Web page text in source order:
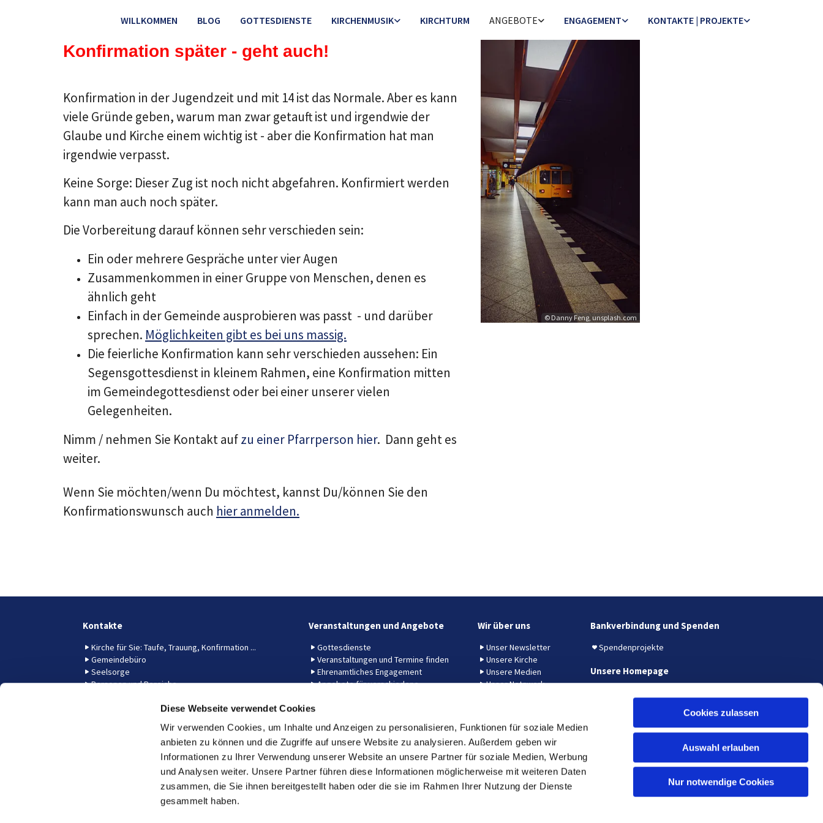
Diese Webseite verwendet Cookies
Wir verwenden Cookies, um Inhalte und Anzeigen zu personalisieren, Funktionen für soziale Medien
anbieten zu können und die Zugriffe auf unsere Website zu analysieren. Außerdem geben wir
Informationen zu Ihrer Verwendung unserer Website an unsere Partner für soziale Medien, Werbung
und Analysen weiter. Unsere Partner führen diese Informationen möglicherweise mit weiteren Daten
zusammen, die Sie ihnen bereitgestellt haben oder die sie im Rahmen Ihrer Nutzung der Dienste
gesammelt haben.
Cookies zulassen
Auswahl erlauben
Nur notwendige Cookies
WILLKOMMEN BLOG GOTTESDIENSTE KIRCHENMUSIK KIRCHTURM ANGEBOTE ENGAGEMENT KONTAKTE | PROJEKTE
Konfirmation später - geht auch!
Konfirmation in der Jugendzeit und mit 14 ist das Normale.Aber es kann
viele Gründe geben, warum man zwar getauft ist und irgendwie der
Glaube und Kirche einem wichtig ist - aber die Konfirmation hat man
irgendwie verpasst.
Keine Sorge: Dieser Zug ist noch nicht abgefahren. Konfirmiert werden
kann man auch noch später.
Die Vorbereitung darauf können sehr verschieden sein:
Ein oder mehrere Gespräche unter vier Augen
Zusammenkommen in einer Gruppe von Menschen, denen es
ähnlich geht
Einfach in der Gemeinde ausprobieren was passt - und darüber
sprechen. Möglichkeiten gibt es bei uns massig.
Die feierliche Konfirmation kann sehr verschieden aussehen: Ein
Segensgottesdienst in kleinem Rahmen, eine Konfirmation mitten
im Gemeindegottesdienst oder bei einer unserer vielen
Gelegenheiten.
Nimm / nehmen Sie Kontakt aufzu einer Pfarrperson hier. Dann geht es
weiter.
Wenn Sie möchten/wenn Du möchtest, kannst Du/können Sie den
Konfirmationswunsch auch hier anmelden.
© Danny Feng, unsplash.com
Kontakte
Kirche für Sie: Taufe, Trauung, Konfirmation ...
Gemeindebüro
Seelsorge
Personen und Bereiche
Gemeindekirchenrat
Veranstaltungen und Angebote
Gottesdienste
Veranstaltungen und Termine finden
Ehrenamtliches Engagement
Angebote für verschiedene
Wir über uns
Unser Newsletter
Unsere Kirche
Unsere Medien
Unser Netzwerk
Bankverbindung und Spenden
Spendenprojekte
Unsere Homepage
Ev. Kirchengemeinde Zum Guten Hirten, Berlin Friedenau
Bundesallee 76A 12161 Berlin 030-851 11 38
zgh@zgh-friedenau.de
Erklärungzur Barrierefreiheit